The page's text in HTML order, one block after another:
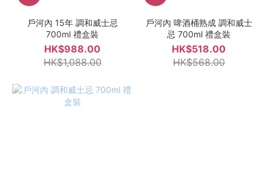
戶河內 15年 調和威士忌
700ml 禮盒裝
HK$988.00
HK$1,088.00
戶河內 啤酒桶熟成 調和威士
忌 700ml 禮盒裝
HK$518.00
HK$568.00